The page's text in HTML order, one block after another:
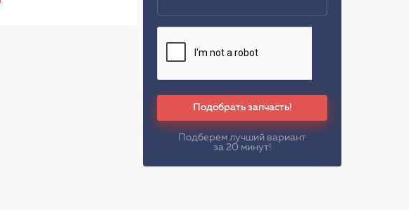
Подобрать запчасть!
Подберем лучший вариант
за 20 минут!